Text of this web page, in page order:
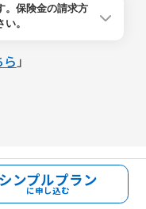
シンプルプラン
に申し込む
込みください。
ついて保険に加入
期間を教えてくださ
ますのでご注意くだ
院し、 その通院を直
した場合に補償対象
。保険金の請求方
。
ら」